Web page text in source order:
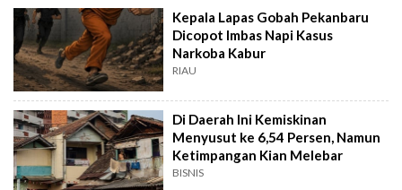
Kepala Lapas Gobah Pekanbaru
Dicopot Imbas Napi Kasus
Narkoba Kabur
RIAU
Di Daerah Ini Kemiskinan
Menyusut ke 6,54 Persen, Namun
Ketimpangan Kian Melebar
BISNIS